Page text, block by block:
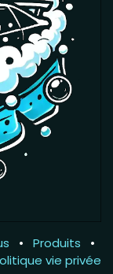
• Produits
•
vie privée